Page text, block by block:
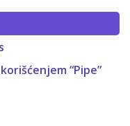
“Pipe”